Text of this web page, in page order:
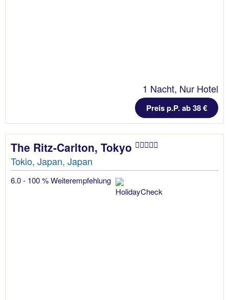
1 Nacht, Nur Hotel
Preis p.P. ab 38 €
The Ritz-Carlton, Tokyo
Tokio, Japan, Japan
6.0 - 100 % Weiterempfehlung